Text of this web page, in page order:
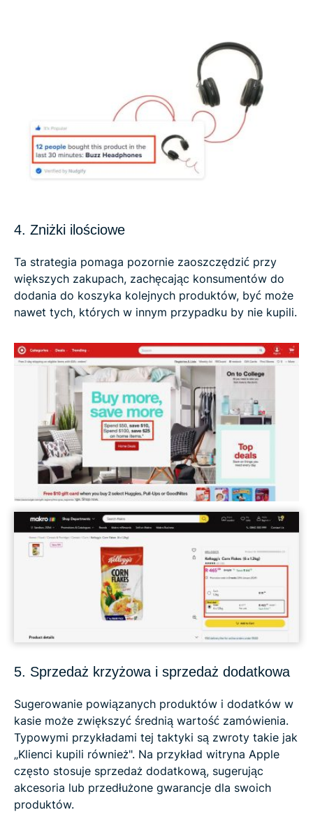
4. Zniżki ilościowe
Ta strategia pomaga pozornie zaoszczędzić przy
większych zakupach, zachęcając konsumentów do
dodania do koszyka kolejnych produktów, być może
nawet tych, których w innym przypadku by nie kupili.
5. Sprzedaż krzyżowa i sprzedaż dodatkowa
Sugerowanie powiązanych produktów i dodatków w
kasie może zwiększyć średnią wartość zamówienia.
Typowymi przykładami tej taktyki są zwroty takie jak
„Klienci kupili również". Na przykład witryna Apple
często stosuje sprzedaż dodatkową, sugerując
akcesoria lub przedłużone gwarancje dla swoich
produktów.